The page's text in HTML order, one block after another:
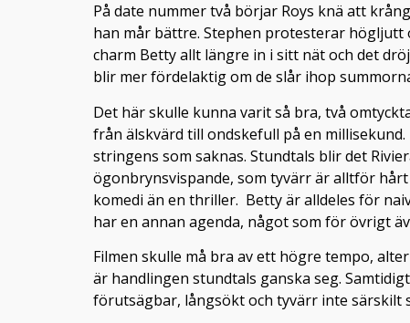
På date nummer två börjar Roys knä att
han mår bättre. Stephen protesterar högljutt
charm Betty allt längre in i sitt nät och det
blir mer fördelaktig om de slår ihop
Det här skulle kunna varit så bra, två
från älskvärd till ondskefull på en
stringens som saknas. Stundtals blir det
ögonbrynsvispande, som tyvärr är alltför
komedi än en thriller. Betty är alldeles för
har en annan agenda, något som för övrigt
Filmen skulle må bra av ett högre tempo,
är handlingen stundtals ganska seg.
förutsägbar, långsökt och tyvärr inte särskilt